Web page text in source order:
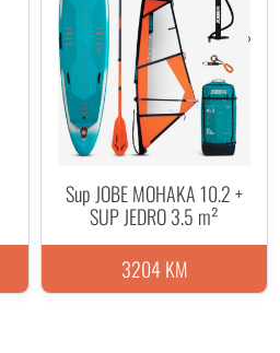
Sup JOBE MOHAKA 10.2 +
SUP JEDRO 3.5 m²
3204 KM